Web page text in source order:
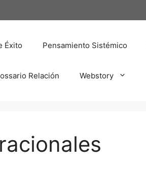
Éxito Pensamiento Sistémico
Relación Webstory